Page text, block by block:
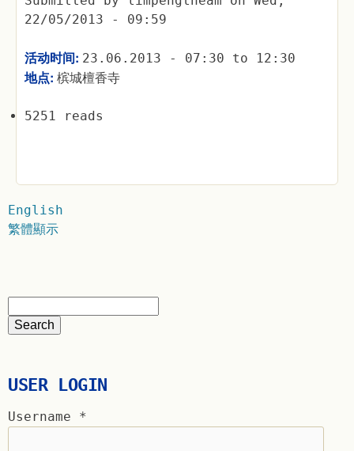
22/05/2013 - 09:59
活动时间: 23.06.2013 - 07:30 to 12:30
地点: 槟城檀香寺
5251 reads
English
繁體顯示
USER LOGIN
Username *